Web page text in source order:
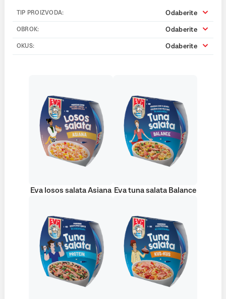
TIP PROIZVODA: Odaberite
OBROK: Odaberite
OKUS: Odaberite
Eva losos salata Asiana Eva tuna salata Balance